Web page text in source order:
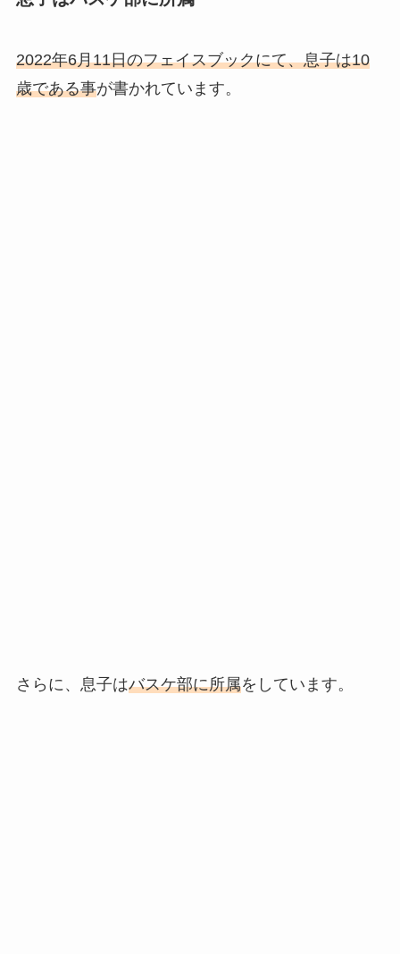
2022年6月11日のフェイスブックにて、息子は10
歳である事が書かれています。
さらに、息子はバスケ部に所属をしています。